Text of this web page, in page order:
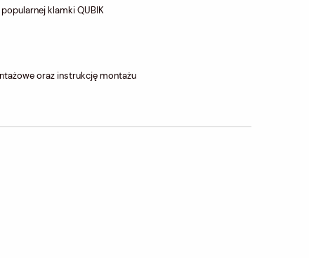
klamki QUBIK
oraz instrukcję montażu